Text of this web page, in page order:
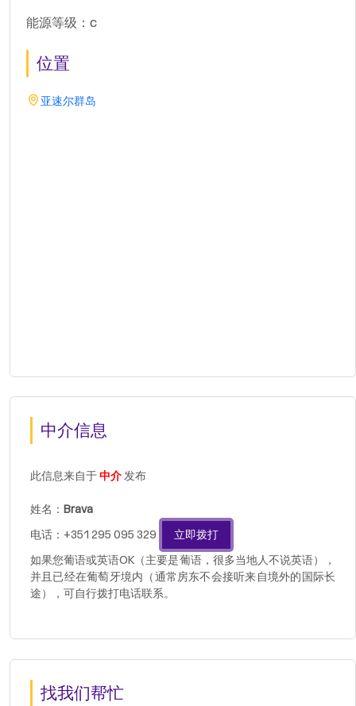
能源等级：c
位置
亚速尔群岛
中介信息
此信息来自于中介发布
姓名： Brava
电话：+351 295 095 329
立即拨打
如果您葡语或英语OK（主要是葡语，很多当地人不说英语），
并且已经在葡萄牙境内（通常房东不会接听来自境外的国际长
途），可自行拨打电话联系。
找我们帮忙